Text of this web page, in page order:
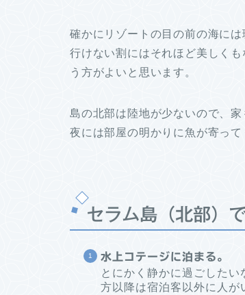
確かにリゾートの目の前の海に
行けない割にはそれほど美しく
う方がよいと思います。
島の北部は陸地が少ないので、
夜には部屋の明かりに魚が寄っ
セラム島（北部）
水上コテージに泊まる。
とにかく静かに過ごした
方以降は宿泊客以外に人が